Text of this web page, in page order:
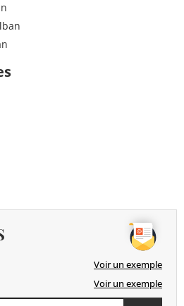
Voir un exemple
Voir un exemple